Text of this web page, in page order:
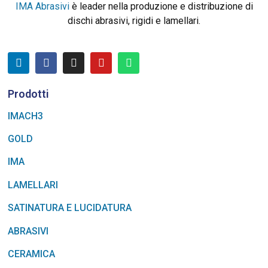
IMA Abrasiviè leader nella produzione e distribuzione di
dischi abrasivi, rigidi e lamellari.
Prodotti
IMACH3
GOLD
IMA
LAMELLARI
SATINATURA E LUCIDATURA
ABRASIVI
CERAMICA